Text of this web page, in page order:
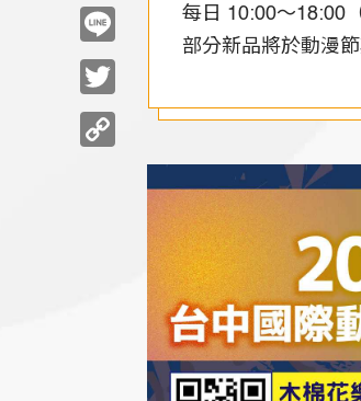
Line
Copy
Link
每日 10:00～18:00
部分新品將於動漫